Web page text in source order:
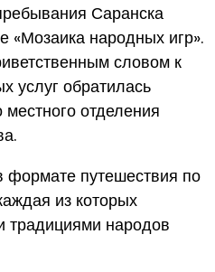
Саранска
«Мозаика народных игр».
словом к
услуг обратилась
местного отделения
путешествия по
из которых
традициями народов